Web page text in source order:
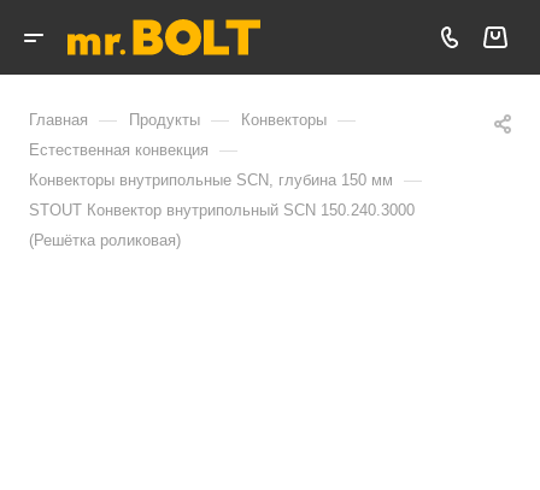
Главная — Продукты — Конвекторы —
Естественная конвекция —
Конвекторы внутрипольные SCN, глубина 150 мм —
STOUT Конвектор внутрипольный SCN 150.240.3000
(Решётка роликовая)